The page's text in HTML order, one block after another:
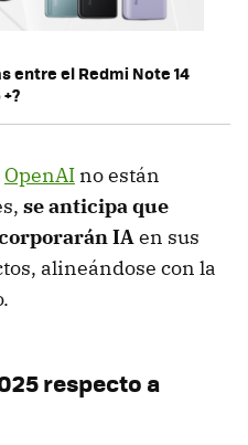
entre el Redmi Note 14
OpenAI no están
se anticipa que
IAen sus
alineándose con la
respecto a